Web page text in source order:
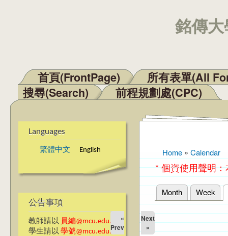
銘傳
Main menu
首頁(FrontPage)
所有表單(All
搜尋(Search)
前程規劃處(CPC)
Languages
繁體中文 English
公告事項
教師請以 員編@mcu.edu.tw
學生請以 學號@mcu.edu.tw
You are here
Home » Calendar
* 個資使用聲明
Primary tabs
Month Week
«
Prev
Next
»